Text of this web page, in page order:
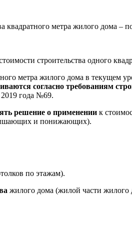
строительства одного
метра жилого дома в
согласно требованиям
2019 года №69.
решение о применении к
и понижающих).
по этажам).
жилого дома (жилой части жилого